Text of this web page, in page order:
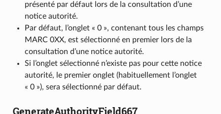
présenté par défaut lors de la consultation d’une
notice autorité.
Par défaut, l’onglet « 0 », contenant tous les champs
MARC 0XX, est sélectionné en premier lors de la
consultation d’une notice autorité.
Si l’onglet sélectionné n’existe pas pour cette notice
autorité, le premier onglet (habituellement l’onglet
« 0 »), sera sélectionné par défaut.
GenerateAuthorityField667